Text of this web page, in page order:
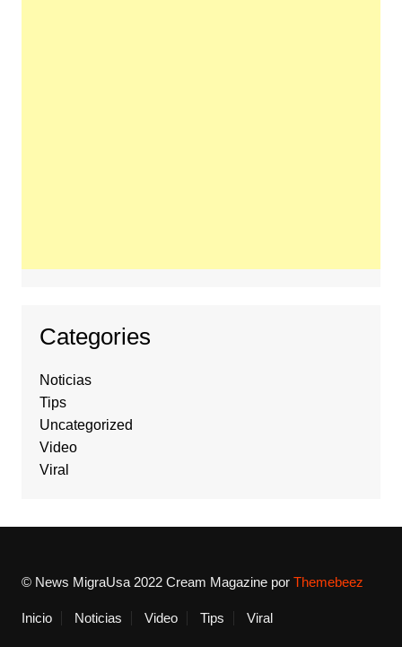
Categories
Noticias
Tips
Uncategorized
Video
Viral
© News MigraUsa 2022Cream Magazine por Themebeez
Inicio Noticias Video Tips Viral